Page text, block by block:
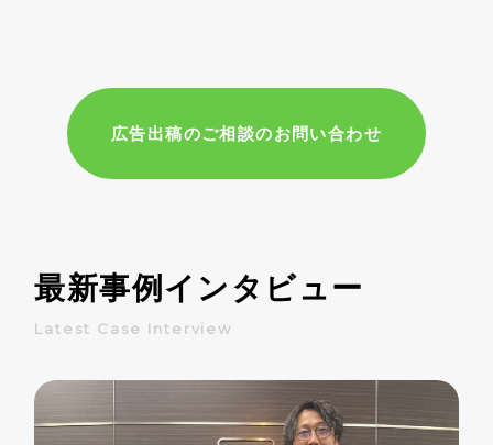
広告出稿のご相談のお問い合わせ
最新事例インタビュー
Latest Case Interview